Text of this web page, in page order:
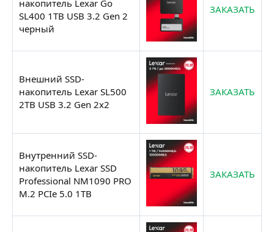
накопитель Lexar Go
SL400 1TB USB 3.2 Gen 2
черный
ЗАКАЗАТЬ
Внешний SSD-
накопитель Lexar SL500
2TB USB 3.2 Gen 2x2
ЗАКАЗАТЬ
Внутренний SSD-
накопитель Lexar SSD
Professional NM1090 PRO
M.2 PCIe 5.0 1TB
ЗАКАЗАТЬ